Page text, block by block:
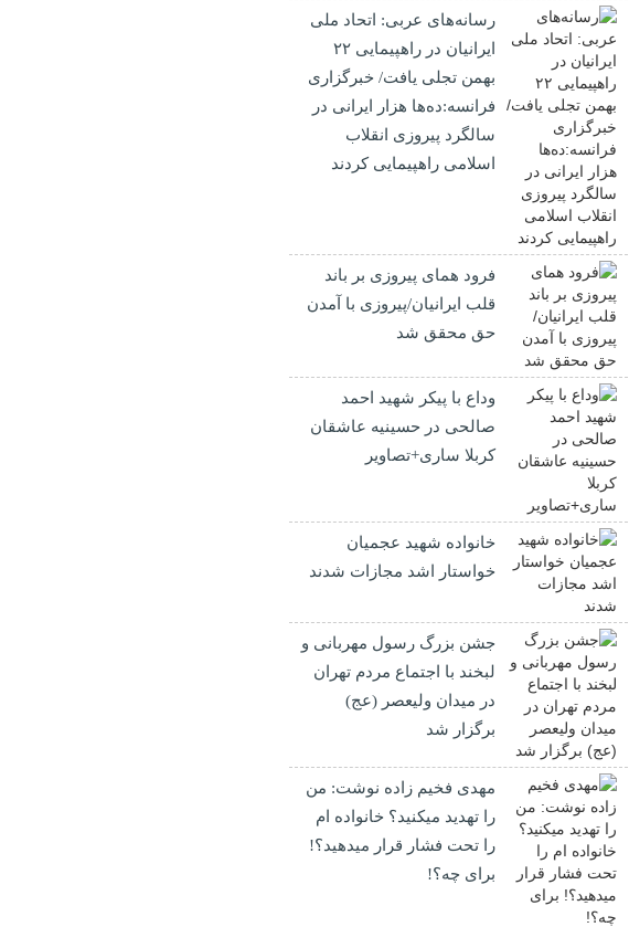
رسانه‌های عربی: اتحاد ملی
ایرانیان در راهپیمایی ۲۲
بهمن تجلی یافت/ خبرگزاری
فرانسه:ده‌ها هزار ایرانی در
سالگرد پیروزی انقلاب
اسلامی راهپیمایی کردند
فرود همای پیروزی بر باند
قلب ایرانیان/پیروزی با آمدن
حق محقق شد
وداع با پیکر شهید احمد
صالحی‌ در حسینیه عاشقان
کربلا ساری+تصاویر
خانواده شهید عجمیان
خواستار اشد مجازات شدند
جشن بزرگ رسول مهربانی و
لبخند با اجتماع مردم تهران
در میدان ولیعصر (عج)
برگزار شد
مهدی فخیم زاده نوشت: من
را تهدید میکنید؟ خانواده ام
را‌ تحت فشار قرار میدهید؟!
برای چه؟!